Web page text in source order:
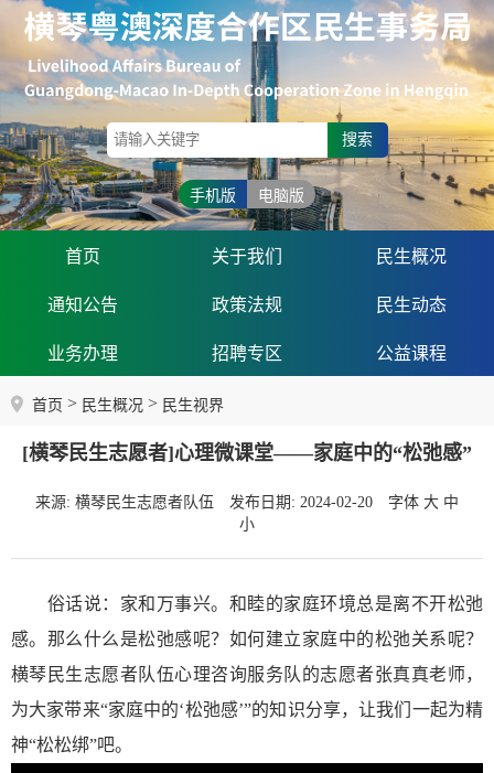
搜索
手机版 电脑版
首页 关于我们 民生概况
通知公告 政策法规 民生动态
业务办理 招聘专区 公益课程
首页 > 民生概况 > 民生视界
[横琴民生志愿者]心理微课堂——家庭中的“松弛感”
来源: 横琴民生志愿者队伍 发布日期: 2024-02-20 字体 大 中
小
俗话说：家和万事兴。和睦的家庭环境总是离不开松弛
感。那么什么是松弛感呢？如何建立家庭中的松弛关系呢？
横琴民生志愿者队伍心理咨询服务队的志愿者张真真老师，
为大家带来“家庭中的‘松弛感’”的知识分享，让我们一起为精
神“松松绑”吧。